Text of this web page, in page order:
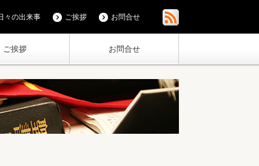
ご挨拶 お問合せ
々の出来事 ご挨拶 お問合せ